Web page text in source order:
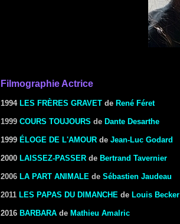
Filmographie Actrice
1994 LES FRÈRES GRAVET de René Féret
1999 COURS TOUJOURS de Dante Desarthe
1999 ÉLOGE DE L'AMOUR de Jean-Luc Godard
2000 LAISSEZ-PASSER de Bertrand Tavernier
2006 LA PART ANIMALE de Sébastien Jaudeau
2011 LES PAPAS DU DIMANCHE de Louis Becker
2016 BARBARA de Mathieu Amalric